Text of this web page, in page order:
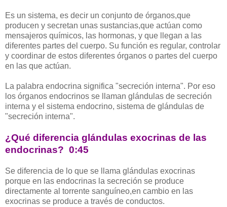
Es un sistema, es decir un conjunto de órganos,que
producen y secretan unas sustancias,que actúan como
mensajeros químicos, las hormonas, y que llegan a las
diferentes partes del cuerpo. Su función es regular, controlar
y coordinar de estos diferentes órganos o partes del cuerpo
en las que actúan.
La palabra endocrina significa "secreción interna". Por eso
los órganos endocrinos se llaman glándulas de secreción
interna y el sistema endocrino, sistema de glándulas de
"secreción interna".
¿Qué diferencia glándulas exocrinas de las
endocrinas? 0:45
Se diferencia de lo que se llama glándulas exocrinas
porque en las endocrinas la secreción se produce
directamente al torrente sanguíneo,en cambio en las
exocrinas se produce a través de conductos.